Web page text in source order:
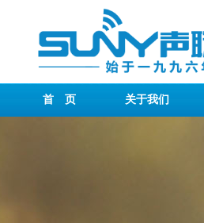
首 页 关于我们